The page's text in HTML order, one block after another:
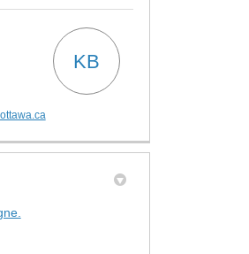
Twitter
sur Linkedin
lien
KB
(Liens externes)